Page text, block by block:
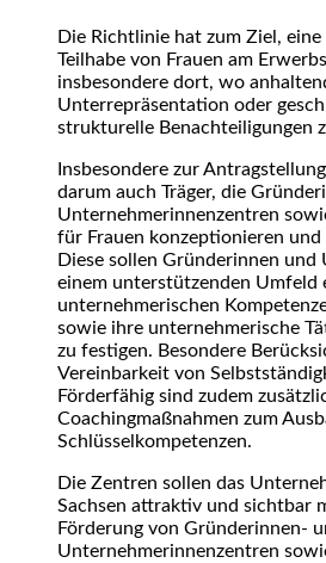
Die Richtlinie hat zum Ziel,
Teilhabe von Frauen am
insbesondere dort, wo
Unterrepräsentation oder
strukturelle Benachteiligungen
Insbesondere zur
darum auch Träger, die
Unternehmerinnenzentren
für Frauen konzeptionieren
Diese sollen Gründerinnen
einem unterstützenden Umfeld
unternehmerischen
sowie ihre unternehmerische
zu festigen. Besondere
Vereinbarkeit von
Förderfähig sind zudem
Coachingmaßnahmen zum
Schlüsselkompetenzen.
Die Zentren sollen das
Sachsen attraktiv und sichtbar
Förderung von Gründerinnen-
Unternehmerinnenzentren